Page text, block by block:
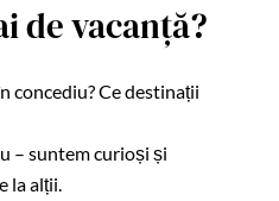
de vacanță?
concediu? Ce destinații
– suntem curioși și
la alții.